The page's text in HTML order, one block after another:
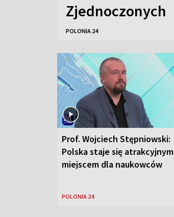
Zjednoczonych
POLONIA 24
Prof. Wojciech Stępniowski:
Polska staje się atrakcyjnym
miejscem dla naukowców
POLONIA 24